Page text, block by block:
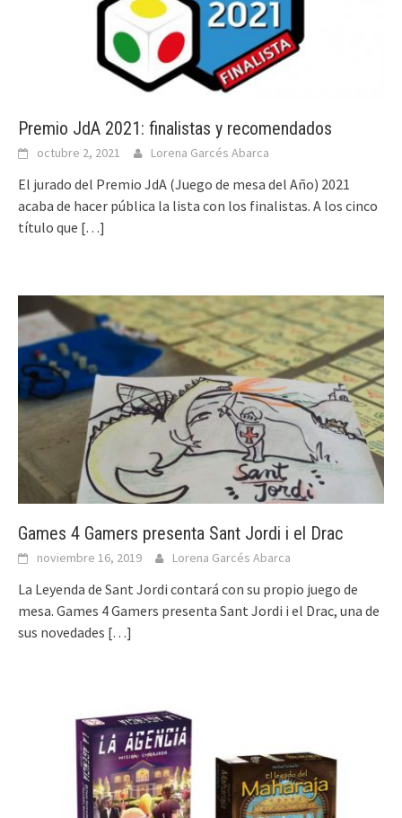
Premio JdA 2021: finalistas y recomendados
octubre 2, 2021 Lorena Garcés Abarca
El jurado del Premio JdA (Juego de mesa del Año) 2021
acaba de hacer pública la lista con los finalistas. A los cinco
título que […]
Games 4 Gamers presenta Sant Jordi i el Drac
noviembre 16, 2019 Lorena Garcés Abarca
La Leyenda de Sant Jordi contará con su propio juego de
mesa. Games 4 Gamers presenta Sant Jordi i el Drac, una de
sus novedades […]